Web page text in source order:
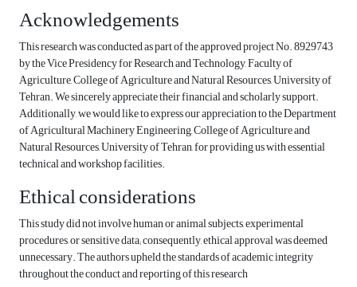
Acknowledgements
This research was conducted as part of the approved project No. 8929743
by the Vice Presidency for Research and Technology, Faculty of
Agriculture, College of Agriculture and Natural Resources, University of
Tehran. We sincerely appreciate their financial and scholarly support.
Additionally, we would like to express our appreciation to the Department
of Agricultural Machinery Engineering, College of Agriculture and
Natural Resources, University of Tehran, for providing us with essential
technical and workshop facilities.
Ethical considerations
This study did not involve human or animal subjects, experimental
procedures, or sensitive data; consequently, ethical approval was deemed
unnecessary. The authors upheld the standards of academic integrity
throughout the conduct and reporting of this research